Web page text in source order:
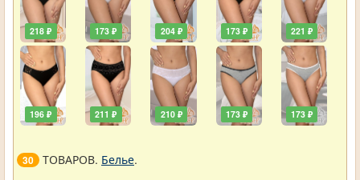
218 ₽
196 ₽
173 ₽
211 ₽
204 ₽
210 ₽
173 ₽
173 ₽
221 ₽
173 ₽
30 ТОВАРОВ. Белье.